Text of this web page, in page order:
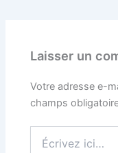
Laisser un
Votre adresse e-
champs
ici…